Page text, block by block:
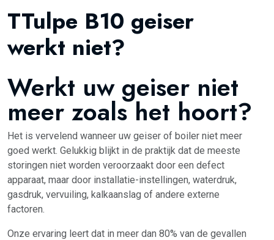
TTulpe B10 geiser
werkt niet?
Werkt uw geiser niet
meer zoals het hoort?
Het is vervelend wanneer uw geiser of boiler niet meer
goed werkt. Gelukkig blijkt in de praktijk dat de meeste
storingen niet worden veroorzaakt door een defect
apparaat, maar door installatie-instellingen, waterdruk,
gasdruk, vervuiling, kalkaanslag of andere externe
factoren.
Onze ervaring leert dat in meer dan 80% van de gevallen